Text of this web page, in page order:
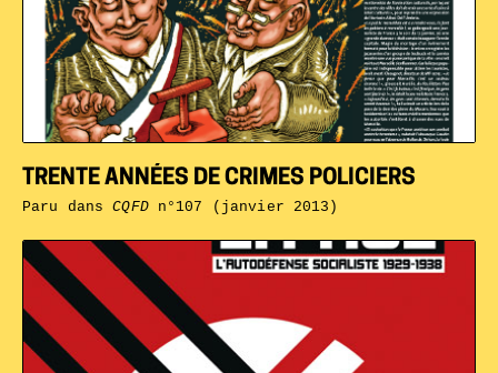
TRENTE ANNÉES DE CRIMES POLICIERS
Paru dansCQFDn°107 (janvier 2013)